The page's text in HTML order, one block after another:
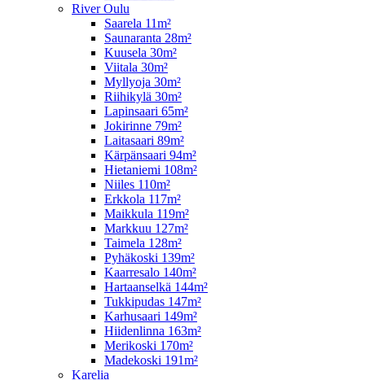
River Oulu
Saarela 11m²
Saunaranta 28m²
Kuusela 30m²
Viitala 30m²
Myllyoja 30m²
Riihikylä 30m²
Lapinsaari 65m²
Jokirinne 79m²
Laitasaari 89m²
Kärpänsaari 94m²
Hietaniemi 108m²
Niiles 110m²
Erkkola 117m²
Maikkula 119m²
Markkuu 127m²
Taimela 128m²
Pyhäkoski 139m²
Kaarresalo 140m²
Hartaanselkä 144m²
Tukkipudas 147m²
Karhusaari 149m²
Hiidenlinna 163m²
Merikoski 170m²
Madekoski 191m²
Karelia